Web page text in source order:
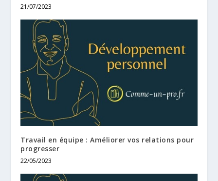
21/07/2023
Travail en équipe : Améliorer vos relations pour
progresser
22/05/2023